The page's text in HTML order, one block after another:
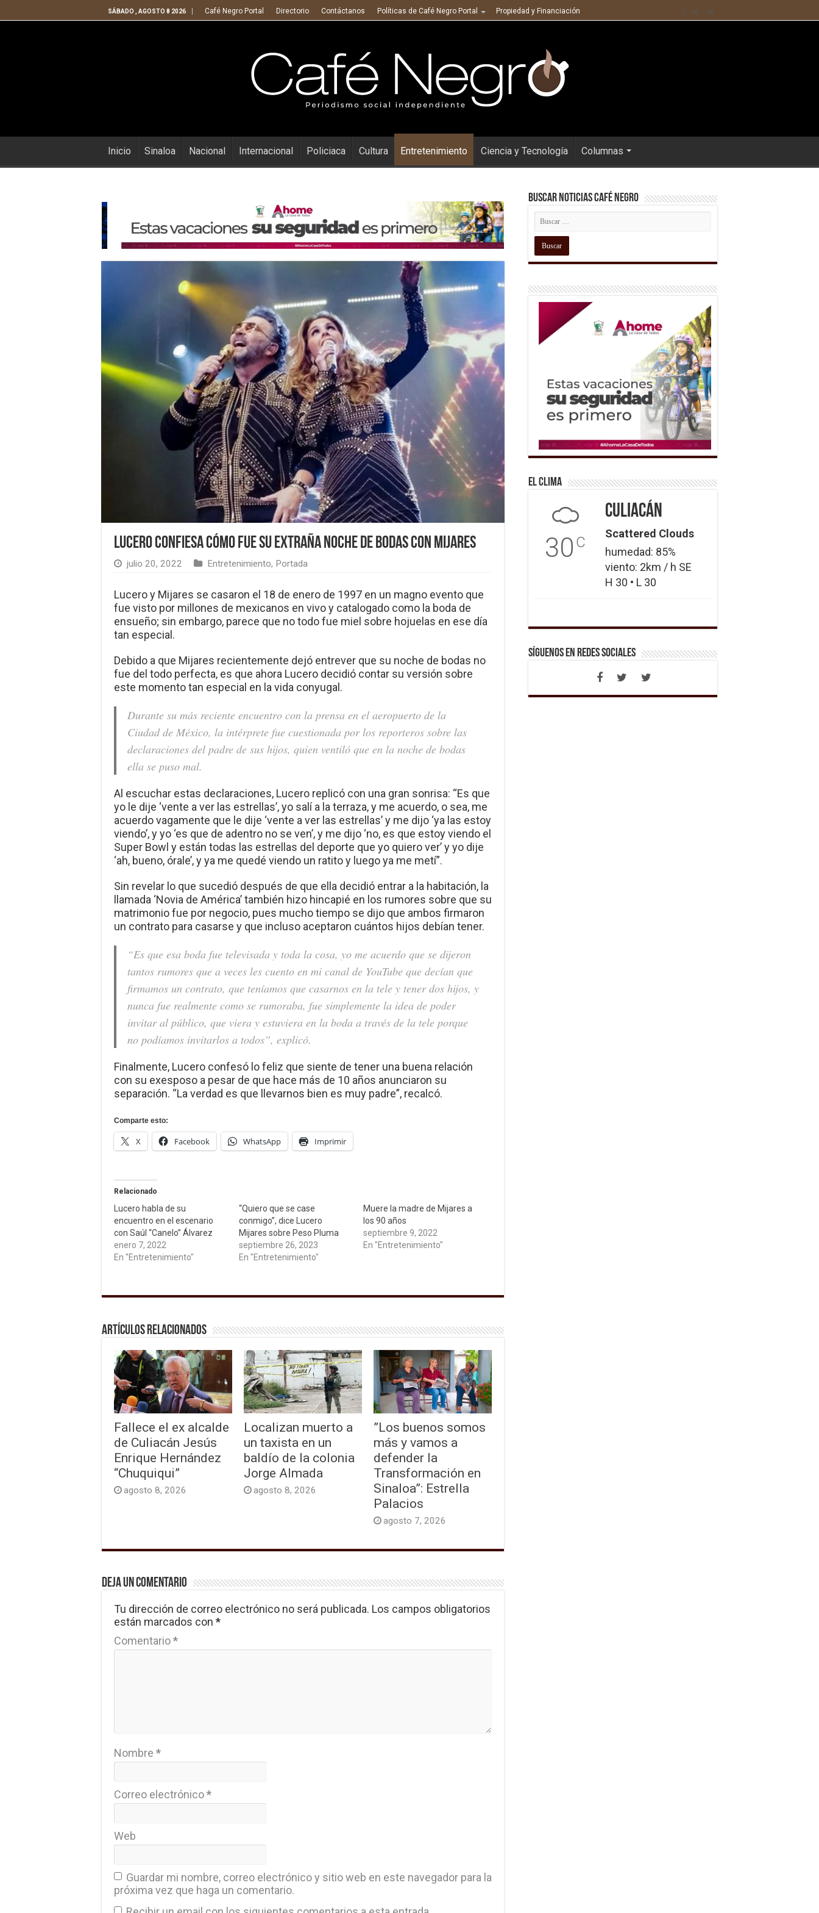
SÁBADO , AGOSTO 8 2026 Café Negro Portal Directorio Contáctanos Políticas de Café Negro Portal Propiedad y Financiación
Inicio Sinaloa Nacional Internacional Policiaca Cultura Entretenimiento Ciencia y Tecnología Columnas
Lucero confiesa cómo fue su extraña noche de bodas con Mijares
julio 20, 2022 Entretenimiento, Portada
Lucero y Mijares se casaron el 18 de enero de 1997 en un magno evento que
fue visto por millones de mexicanos en vivo y catalogado como la boda de
ensueño; sin embargo, parece que no todo fue miel sobre hojuelas en ese día
tan especial.
Debido a que Mijares recientemente dejó entrever que su noche de bodas no
fue del todo perfecta, es que ahora Lucero decidió contar su versión sobre
este momento tan especial en la vida conyugal.
Durante su más reciente encuentro con la prensa en el aeropuerto de la
Ciudad de México, la intérprete fue cuestionada por los reporteros sobre las
declaraciones del padre de sus hijos, quien ventiló que en la noche de bodas
ella se puso mal.
Al escuchar estas declaraciones, Lucero replicó con una gran sonrisa: “Es que
yo le dije ‘vente a ver las estrellas’, yo salí a la terraza, y me acuerdo, o sea, me
acuerdo vagamente que le dije ‘vente a ver las estrellas’ y me dijo ‘ya las estoy
viendo’, y yo ‘es que de adentro no se ven’, y me dijo ‘no, es que estoy viendo el
Super Bowl y están todas las estrellas del deporte que yo quiero ver’ y yo dije
‘ah, bueno, órale’, y ya me quedé viendo un ratito y luego ya me metí”.
Sin revelar lo que sucedió después de que ella decidió entrar a la habitación, la
llamada ‘Novia de América’ también hizo hincapié en los rumores sobre que su
matrimonio fue por negocio, pues mucho tiempo se dijo que ambos firmaron
un contrato para casarse y que incluso aceptaron cuántos hijos debían tener.
“Es que esa boda fue televisada y toda la cosa, yo me acuerdo que se dijeron
tantos rumores que a veces les cuento en mi canal de YouTube que decían que
firmamos un contrato, que teníamos que casarnos en la tele y tener dos hijos, y
nunca fue realmente como se rumoraba, fue simplemente la idea de poder
invitar al público, que viera y estuviera en la boda a través de la tele porque
no podíamos invitarlos a todos”, explicó.
Finalmente, Lucero confesó lo feliz que siente de tener una buena relación
con su exesposo a pesar de que hace más de 10 años anunciaron su
separación. “La verdad es que llevarnos bien es muy padre”, recalcó.
Comparte esto:
X Facebook WhatsApp Imprimir
Relacionado
Lucero habla de su
encuentro en el escenario
con Saúl “Canelo” Álvarez
enero 7, 2022
En "Entretenimiento"
“Quiero que se case
conmigo”, dice Lucero
Mijares sobre Peso Pluma
septiembre 26, 2023
En "Entretenimiento"
Muere la madre de Mijares a
los 90 años
septiembre 9, 2022
En "Entretenimiento"
Artículos relacionados
Fallece el ex alcalde
de Culiacán Jesús
Enrique Hernández
“Chuquiqui”
agosto 8, 2026
Localizan muerto a
un taxista en un
baldío de la colonia
Jorge Almada
agosto 8, 2026
”Los buenos somos
más y vamos a
defender la
Transformación en
Sinaloa”: Estrella
Palacios
agosto 7, 2026
Deja un comentario
Tu dirección de correo electrónico no será publicada. Los campos obligatorios
están marcados con *
Comentario*
Nombre *
Correo electrónico*
Web
Guardar mi nombre, correo electrónico y sitio web en este navegador para la
próxima vez que haga un comentario.
Buscar Noticias Café Negro
El Clima
30 C
Culiacán
Scattered Clouds
humedad: 85%
viento: 2km / h SE
H 30 • L 30
Síguenos en Redes Sociales